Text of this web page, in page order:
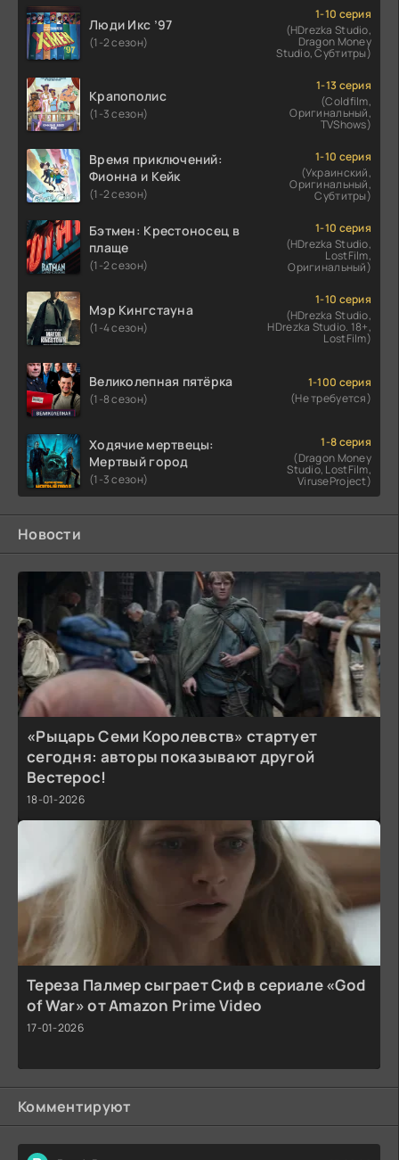
Люди Икс ’97
(1-2 сезон)
1-10 серия
(HDrezka Studio,
Dragon Money
Studio, Субтитры)
Крапополис
(1-3 сезон)
1-13 серия
(Coldfilm,
Оригинальный,
TVShows)
Время приключений:
Фионна и Кейк
(1-2 сезон)
1-10 серия
(Украинский,
Оригинальный,
Субтитры)
Бэтмен: Крестоносец в
плаще
(1-2 сезон)
1-10 серия
(HDrezka Studio,
LostFilm,
Оригинальный)
Мэр Кингстауна
(1-4 сезон)
1-10 серия
(HDrezka Studio,
HDrezka Studio. 18+,
LostFilm)
Великолепная пятёрка
(1-8 сезон)
1-100 серия
(Не требуется)
Ходячие мертвецы:
Мертвый город
(1-3 сезон)
1-8 серия
(Dragon Money
Studio, LostFilm,
ViruseProject)
Новости
«Рыцарь Семи Королевств» стартует
сегодня: авторы показывают другой
Вестерос!
18-01-2026
Тереза Палмер сыграет Сиф в сериале «God
of War» от Amazon Prime Video
17-01-2026
Комментируют